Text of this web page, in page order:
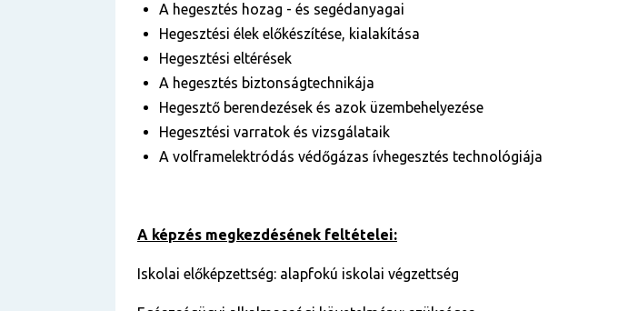
A hegesztés hozag - és segédanyagai
Hegesztési élek előkészítése, kialakítása
Hegesztési eltérések
A hegesztés biztonságtechnikája
Hegesztő berendezések és azok üzembehelyezése
Hegesztési varratok és vizsgálataik
A volframelektródás védőgázas ívhegesztés technológiája
A képzés megkezdésének feltételei:
Iskolai előképzettség: alapfokú iskolai végzettség